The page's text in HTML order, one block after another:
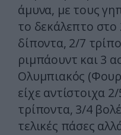
άμυνα, με τους
το δεκάλεπτο στο
δίποντα, 2/7
ριμπάουντ και 3
Ολυμπιακός
είχε αντίστοιχα
τρίποντα, 3/4
τελικές πάσες